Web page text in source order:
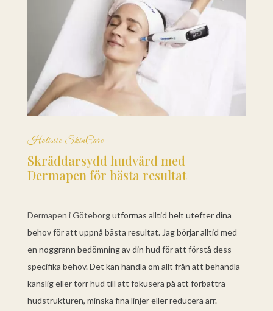
Holistic SkinCare
Skräddarsydd hudvård med
Dermapen för bästa resultat
Dermapen i Göteborgutformas alltid helt utefter dina
behov för att uppnå bästa resultat. Jag börjar alltid med
en noggrann bedömning av din hud för att förstå dess
specifika behov. Det kan handla om allt från att behandla
känslig eller torr hud till att fokusera på att förbättra
hudstrukturen, minska fina linjer eller reducera ärr.